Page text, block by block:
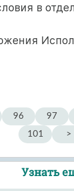
в
96 97
101
>
Узнать